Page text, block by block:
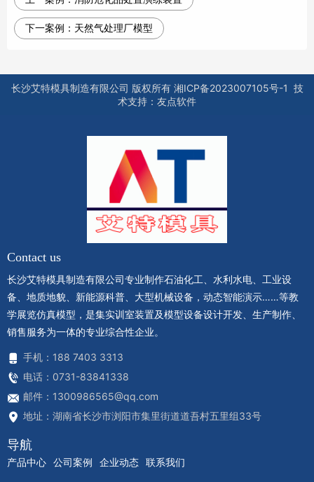
下一案例： 天然气处理厂模型
长沙艾特模具制造有限公司 版权所有 湘ICP备2023007105号-1 技
术支持： 友点软件
Contact us
长沙艾特模具制造有限公司专业制作石油化工、水利水电、工业设
备、地质地貌、新能源科普、大型机械设备，动态智能演示……等教
学展览仿真模型，是集实训室装置及模型设备设计开发、生产制作、
销售服务为一体的专业综合性企业。
手机：188 7403 3313
电话：0731-83841338
邮件：1300986565@qq.com
地址：湖南省长沙市浏阳市集里街道道吾村五里组33号
导航
产品中心 公司案例 企业动态 联系我们